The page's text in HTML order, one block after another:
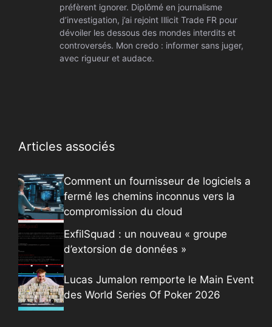
préfèrent ignorer. Diplômé en journalisme
d’investigation, j’ai rejoint Illicit Trade FR pour
dévoiler les dessous des mondes interdits et
controversés. Mon credo : informer sans juger,
avec rigueur et audace.
Articles associés
Comment un fournisseur de logiciels a
fermé les chemins inconnus vers la
compromission du cloud
ExfilSquad : un nouveau « groupe
d’extorsion de données »
Lucas Jumalon remporte le Main Event
des World Series Of Poker 2026